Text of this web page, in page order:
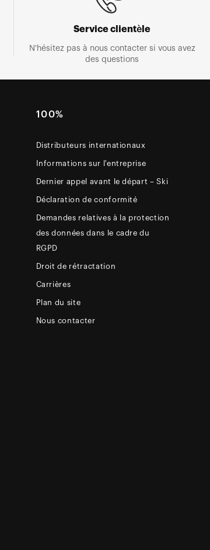
Service clientèle
N'hésitez pas à nous contacter si vous avez
des questions
100%
Distributeurs internationaux
Informations sur l'entreprise
Dernier appel avant le départ – Ski
Déclaration de conformité
Demandes relatives à la protection
des données dans le cadre du
RGPD
Droit de rétractation
Carrières
Plan du site
Nous contacter